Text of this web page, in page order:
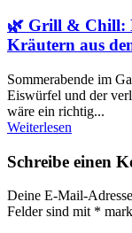
🌿 Grill & Chill:
Kräutern aus
Sommerabende im
Eiswürfel und der
wäre ein richtig...
Weiterlesen
Schreibe einen
Deine E-Mail-
Felder sind mit *